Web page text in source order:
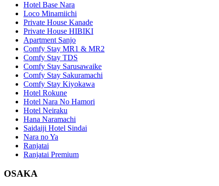
Hotel Base Nara
Loco Minamiichi
Private House Kanade
Private House HIBIKI
Apartment Sanjo
Comfy Stay MR1 & MR2
Comfy Stay TDS
Comfy Stay Sarusawaike
Comfy Stay Sakuramachi
Comfy Stay Kiyokawa
Hotel Rokune
Hotel Nara No Hamori
Hotel Neiraku
Hana Naramachi
Saidaiji Hotel Sindai
Nara no Ya
Ranjatai
Ranjatai Premium
OSAKA